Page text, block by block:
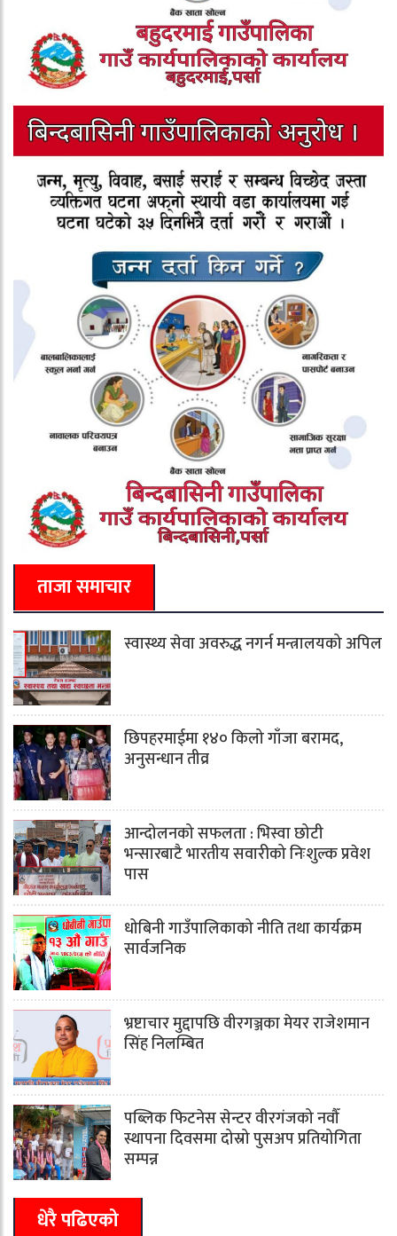
ताजा समाचार
स्वास्थ्य सेवा अवरुद्ध नगर्न मन्त्रालयको अपिल
छिपहरमाईमा १४० किलो गाँजा बरामद,
अनुसन्धान तीव्र
आन्दोलनको सफलता : भिस्वा छोटी
भन्सारबाटै भारतीय सवारीको निःशुल्क प्रवेश
पास
धोबिनी गाउँपालिकाको नीति तथा कार्यक्रम
सार्वजनिक
भ्रष्टाचार मुद्दापछि वीरगञ्जका मेयर राजेशमान
सिंह निलम्बित
पब्लिक फिटनेस सेन्टर वीरगंजको नवौँ
स्थापना दिवसमा दोस्रो पुसअप प्रतियोगिता
सम्पन्न
धेरै पढिएको